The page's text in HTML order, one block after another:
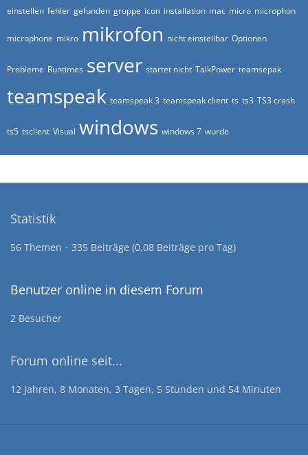
einstellen fehler gefunden gruppe icon installation mac micro microphon
microphone mikro mikrofon nicht einstellbar Optionen
Probleme Runtimes server startet nicht TalkPower teamsepak
teamspeak teamspeak 3 teamspeak client ts ts3 TS3 crash
ts5 tsclient Visual windows windows 7 wurde
Statistik
56 Themen 335 Beiträge (0,08 Beiträge pro Tag)
Benutzer online in diesem Forum
2 Besucher
Forum online seit...
12 Jahren, 8 Monaten, 3 Tagen, 5 Stunden und 54 Minuten